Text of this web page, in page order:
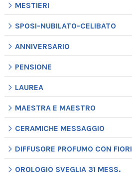
MESTIERI
SPOSI-NUBILATO-CELIBATO
ANNIVERSARIO
PENSIONE
LAUREA
MAESTRA E MAESTRO
CERAMICHE MESSAGGIO
DIFFUSORE PROFUMO CON FIORI
OROLOGIO SVEGLIA 31 MESS.